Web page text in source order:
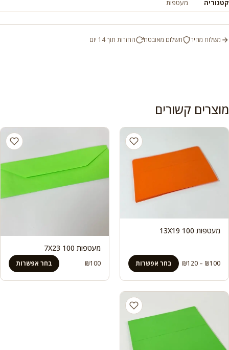
קטגוריה
מעטפות
משלוח מהיר תשלום מאובטח החזרות תוך 14 יום
מוצרים קשורים
מעטפות 100 13X19
₪100
–
₪120
טווח
מחירים:
עד
בחר אפשרות
מעטפות 100 7X23
₪100 בחר אפשרות